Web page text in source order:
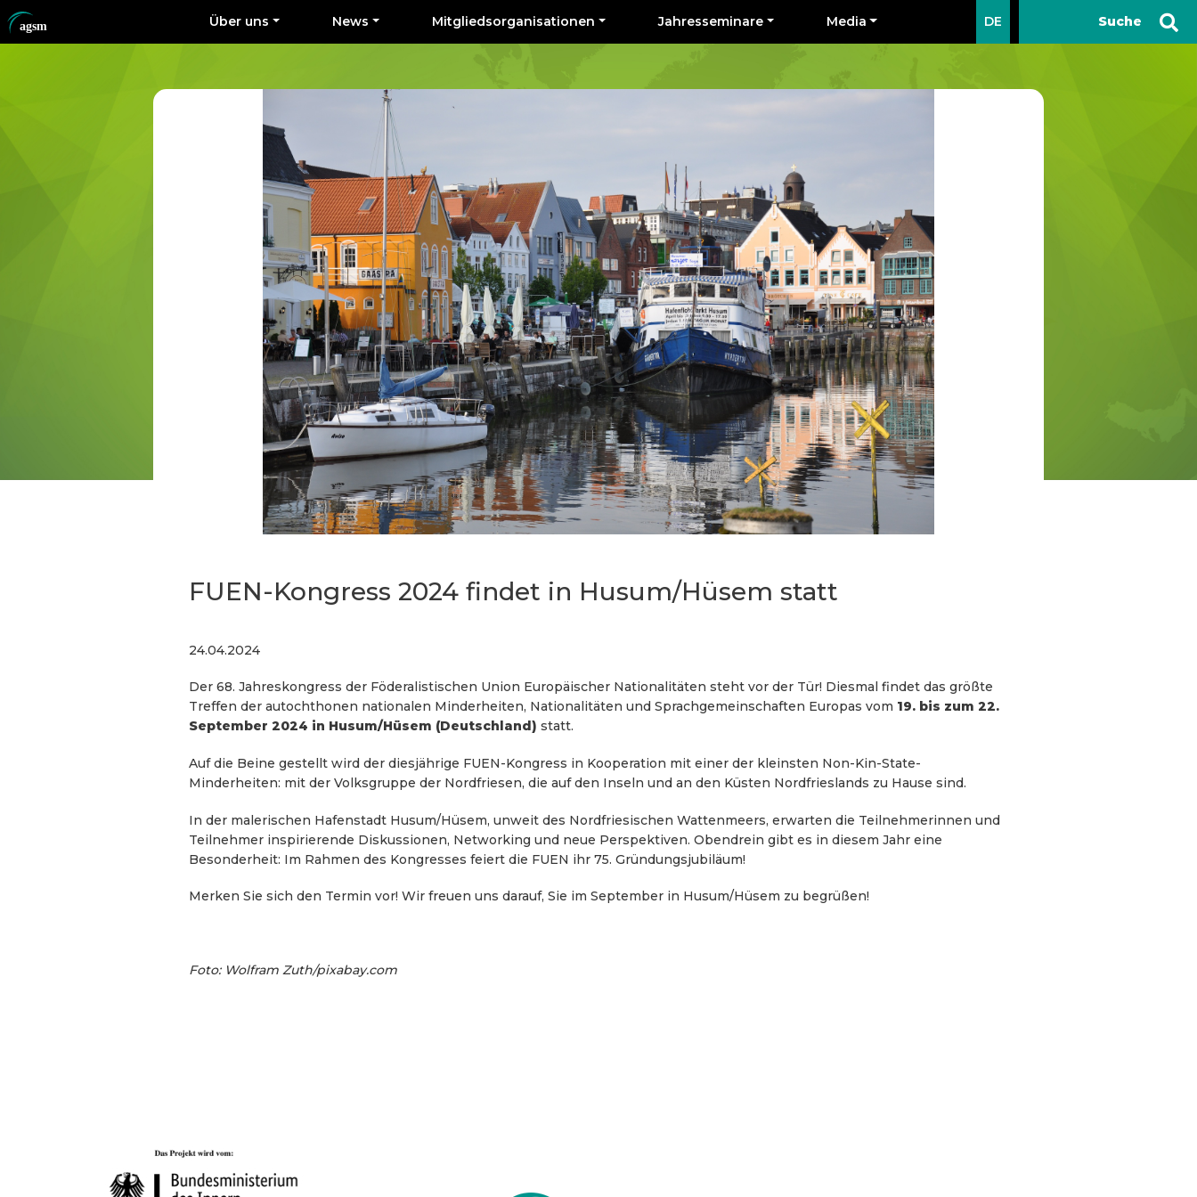
Über uns News Mitgliedsorganisationen Jahresseminare Media DE
FUEN-Kongress 2024 findet in Husum/Hüsem statt
24.04.2024
Der 68. Jahreskongress der Föderalistischen Union Europäischer Nationalitäten steht vor der Tür! Diesmal findet das größte
Treffen der autochthonen nationalen Minderheiten, Nationalitäten und Sprachgemeinschaften Europas vom 19. bis zum 22.
September 2024 in Husum/Hüsem (Deutschland) statt.
Auf die Beine gestellt wird der diesjährige FUEN-Kongress in Kooperation mit einer der kleinsten Non-Kin-State-
Minderheiten: mit der Volksgruppe der Nordfriesen, die auf den Inseln und an den Küsten Nordfrieslands zu Hause sind.
In der malerischen Hafenstadt Husum/Hüsem, unweit des Nordfriesischen Wattenmeers, erwarten die Teilnehmerinnen und
Teilnehmer inspirierende Diskussionen, Networking und neue Perspektiven. Obendrein gibt es in diesem Jahr eine
Besonderheit: Im Rahmen des Kongresses feiert die FUEN ihr 75. Gründungsjubiläum!
Merken Sie sich den Termin vor! Wir freuen uns darauf, Sie im September in Husum/Hüsem zu begrüßen!
Foto: Wolfram Zuth/pixabay.com